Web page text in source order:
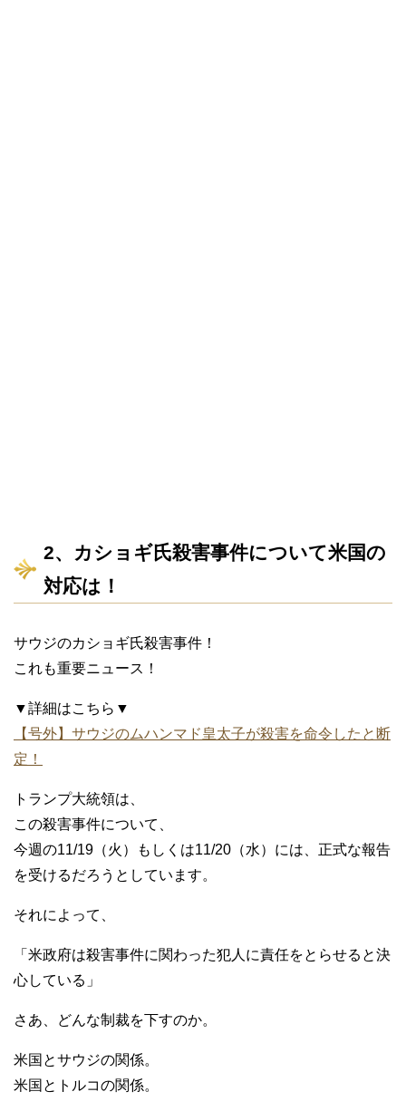
2、カショギ氏殺害事件について米国の
対応は！
サウジのカショギ氏殺害事件！
これも重要ニュース！
▼詳細はこちら▼
【号外】サウジのムハンマド皇太子が殺害を命令したと断
定！
トランプ大統領は、
この殺害事件について、
今週の11/19（火）もしくは11/20（水）には、正式な報告
を受けるだろうとしています。
それによって、
「米政府は殺害事件に関わった犯人に責任をとらせると決
心している」
さあ、どんな制裁を下すのか。
米国とサウジの関係。
米国とトルコの関係。